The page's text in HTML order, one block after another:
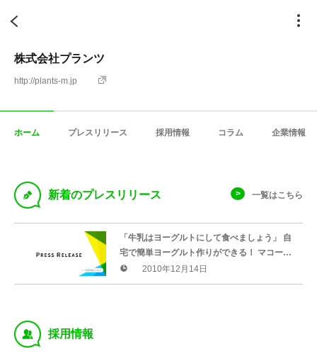
株式会社プランツ
http://plants-m.jp
ホーム プレスリリース 採用情報 コラム 企業情報
D 新着のプレスリリース 一覧はこちら
「牛乳はヨーグルトにして食べましょう」 自
宅で簡単ヨーグルト作りができる！ マコー
ニ・ヨーグルト公式サイト開設 http://plants-
m.jp
2010年12月14日
‰ 採用情報